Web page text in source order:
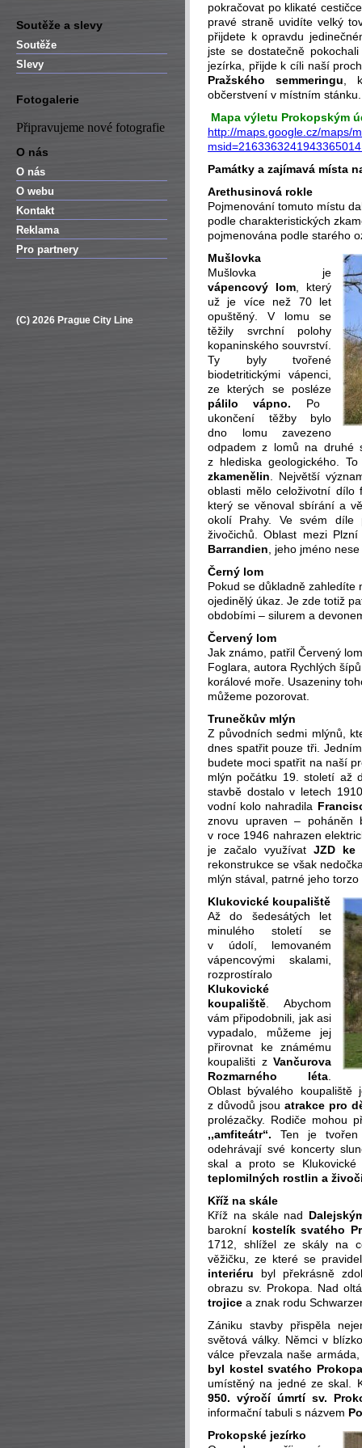
Soutěže a slevy
Soutěže
Slevy
Fotogalerie
Připravujeme nové fotografie
O nás
O nás
O webu
Kontakt
Reklama
Pro partnery
(C) 2026 Prague City Line
pokračovat po klikaté
pravé straně uvidíte velký
přijdete k opravdu
jste se dostatečně
jezírka, přijde k cíli naší
Pražského semmeringu ,
občerstvení v místním stánku.
Mapa výletu Prokopským
http://maps.google.cz/maps/
Památky a zajímavá místa
Arethusinová rokle
Pojmenování tomuto místu
podle charakteristických
pojmenována podle starého
Mušlovka
Mušlovka je
vápencový lom , který
už je více než 70 let
opuštěný. V lomu se
těžily svrchní polohy
kopaninského souvrství.
Ty byly tvořené
biodetritickými vápenci,
ze kterých se posléze
pálilo vápno. Po
ukončení těžby bylo
dno lomu zavezeno
odpadem z lomů na druhé
z hlediska geologického.
zkamenělin . Největší
oblasti mělo celoživotní dílo
který se věnoval sbírání a
okolí Prahy. Ve svém díle
živočichů. Oblast mezi
Barrandien , jeho jméno
Černý lom
Pokud se důkladně zahledíte
ojedinělý úkaz. Je zde totiž
obdobími – silurem a
Červený lom
Jak známo, patřil Červený
Foglara, autora Rychlých
korálové moře. Usazeniny
můžeme pozorovat.
Trunečkův mlýn
Z původních sedmi mlýnů,
dnes spatřit pouze tři.
budete moci spatřit na naší
mlýn počátku 19. století až
stavbě dostalo v letech
vodní kolo nahradila
znovu upraven – poháněn
v roce 1946 nahrazen
je začalo využívatJZD ke
rekonstrukce se však
mlýn stával, patrné jeho
Klukovické koupaliště
Až do šedesátých let
minulého století se
v údolí, lemovaném
vápencovými skalami,
rozprostíralo
Klukovické
koupaliště . Abychom
vám připodobnili, jak asi
vypadalo, můžeme jej
přirovnat ke známému
koupališti z Vančurova
Rozmarného léta
Oblast bývalého koupaliště
z důvodů jsouatrakce pro
prolézačky. Rodiče mohou
,,amfiteátr“. Ten je tvořen
odehrávají své koncerty
skal a proto se
teplomilných rostlin a
Kříž na skále
Kříž na skále nad
barokní kostelík svatého
1712, shlížel ze skály na
věžičku, ze které se
interiéru byl překrásně
obrazu sv. Prokopa. Nad
trojice a znak rodu
Zániku stavby přispěla
světová války. Němci v
válce převzala naše
byl kostel svatého
umístěný na jedné ze skal.
950. výročí úmrtí sv.
informační tabuli s názvem
Prokopské jezírko